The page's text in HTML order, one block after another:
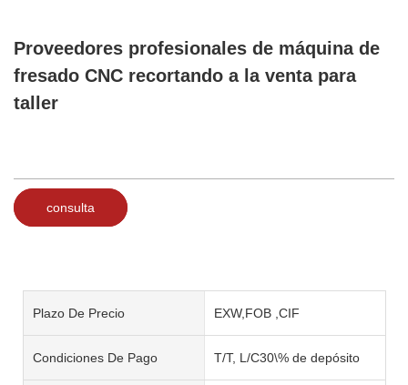
Proveedores profesionales de máquina de
fresado CNC recortando a la venta para
taller
consulta
Plazo De Precio EXW,FOB ,CIF
Condiciones De Pago T/T, L/C30\% de depósito